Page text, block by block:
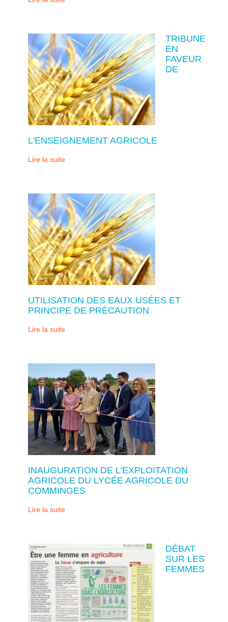
TRIBUNE
EN
FAVEUR
DE
L'ENSEIGNEMENT AGRICOLE
Lire la suite
UTILISATION DES EAUX USÉES ET
PRINCIPE DE PRÉCAUTION
Lire la suite
INAUGURATION DE L'EXPLOITATION
AGRICOLE DU LYCÉE AGRICOLE DU
COMMINGES
Lire la suite
DÉBAT
SUR LES
FEMMES